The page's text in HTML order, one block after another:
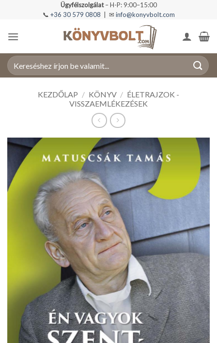
Ügyfélszolgálat– H-P: 9:00–15:00
📞 +36 30 579 0808 | ✉ info@konyvbolt.com
Keresés
a
KEZDŐLAP / KÖNYV / ÉLETRAJZOK -
VISSZAEMLÉKEZÉSEK